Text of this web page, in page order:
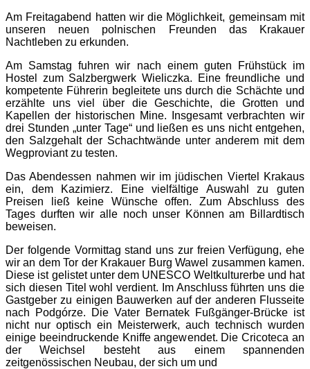
Am Freitagabend hatten wir die Möglichkeit, gemeinsam mit
unseren neuen polnischen Freunden das Krakauer
Nachtleben zu erkunden.
Am Samstag fuhren wir nach einem guten Frühstück im
Hostel zum Salzbergwerk Wieliczka. Eine freundliche und
kompetente Führerin begleitete uns durch die Schächte und
erzählte uns viel über die Geschichte, die Grotten und
Kapellen der historischen Mine. Insgesamt verbrachten wir
drei Stunden „unter Tage“ und ließen es uns nicht entgehen,
den Salzgehalt der Schachtwände unter anderem mit dem
Wegproviant zu testen.
Das Abendessen nahmen wir im jüdischen Viertel Krakaus
ein, dem Kazimierz. Eine vielfältige Auswahl zu guten
Preisen ließ keine Wünsche offen. Zum Abschluss des
Tages durften wir alle noch unser Können am Billardtisch
beweisen.
Der folgende Vormittag stand uns zur freien Verfügung, ehe
wir an dem Tor der Krakauer Burg Wawel zusammen kamen.
Diese ist gelistet unter dem UNESCO Weltkulturerbe und hat
sich diesen Titel wohl verdient. Im Anschluss führten uns die
Gastgeber zu einigen Bauwerken auf der anderen Flusseite
nach Podgórze. Die Vater Bernatek Fußgänger-Brücke ist
nicht nur optisch ein Meisterwerk, auch technisch wurden
einige beeindruckende Kniffe angewendet. Die Cricoteca an
der Weichsel besteht aus einem spannenden
zeitgenössischen Neubau, der sich um und